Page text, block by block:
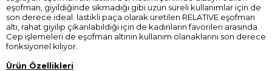
eşofman, giyildiğinde sıkmadığı gibi uzun süreli kullanımlar için de
son derece ideal. lastikli paça olarak üretilen RELATIVE eşofman
altı, rahat giyilip çıkarılabildiği için de kadınların favorileri arasında.
Cep işlemeleri de eşofman altının kullanım olanaklarını son derece
fonksiyonel kılıyor.
Ürün Özellikleri